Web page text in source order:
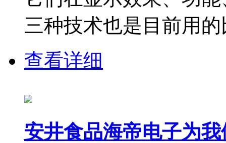
三种技术也是目前用
查看详细
安井食品海帝电子为